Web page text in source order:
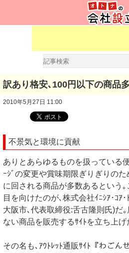
訳あり格安､100円以下の商品
2010年5月27日 11:00
不景気と環境に貢献
ありとあらゆるものを扱っている
ｰｼﾞの変更や賞味期限ぎりぎりの
に回される商品が多数あるという
目を向けたのが､株式会社ｲﾆｼｱ･ｺｱ
大阪市､代表取締役:舌古隆則氏)だ
ない商品を販売するｻｲﾄを立ち上げ
その名も､ｱｳﾄﾚｯﾄ通販ｻｲﾄ『わごん